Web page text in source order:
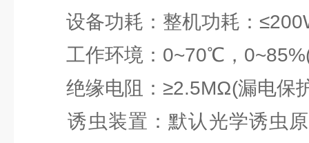
设备功耗：整机功耗：
工作环境：0~70℃，0~85%(
绝缘电阻：≥2.5MΩ(漏电保
诱虫装置：默认光学诱虫原